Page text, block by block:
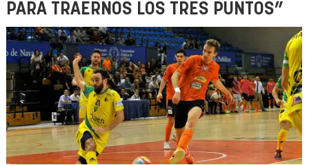
PARA TRAERNOS LOS TRES PUNTOS”